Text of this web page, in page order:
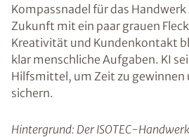
Kompassnadel für das
Zukunft mit ein paar grauen
Kreativität und Kundenkontakt
klar menschliche Aufgaben. KI
Hilfsmittel, um Zeit zu gewinnen
sichern.
Hintergrund: Der ISOTEC-